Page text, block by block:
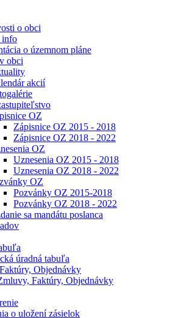
o obci
info
o územnom pláne
obci
akcií
OZ
Zápisnice OZ 2015 - 2018
Zápisnice OZ 2018 - 2022
OZ
Uznesenia OZ 2015 - 2018
Uznesenia OZ 2018 - 2022
OZ
Pozvánky OZ 2015-2018
Pozvánky OZ 2018 - 2022
sa mandátu poslanca
úradná tabuľa
Objednávky
Faktúry, Objednávky
o uložení zásielok